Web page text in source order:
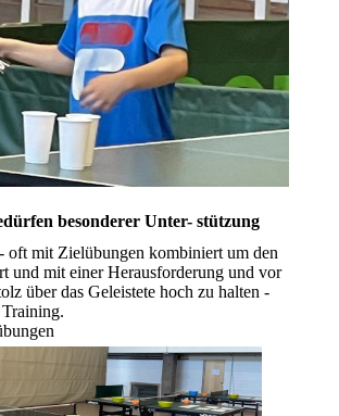
besonderer Unter- stützung
oft mit Zielübungen kombiniert um den
und mit einer Herausforderung und vor
über das Geleistete hoch zu halten -